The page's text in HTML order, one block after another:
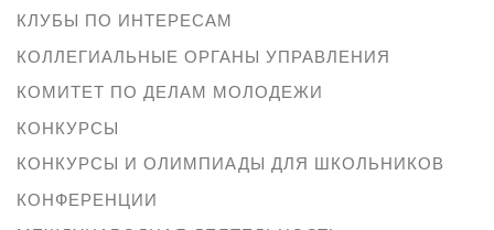
КЛУБЫ ПО ИНТЕРЕСАМ
КОЛЛЕГИАЛЬНЫЕ ОРГАНЫ УПРАВЛЕНИЯ
КОМИТЕТ ПО ДЕЛАМ МОЛОДЕЖИ
КОНКУРСЫ
КОНКУРСЫ И ОЛИМПИАДЫ ДЛЯ ШКОЛЬНИКОВ
КОНФЕРЕНЦИИ